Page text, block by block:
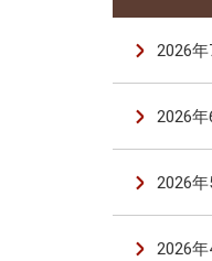
2026年
2026年
2026年
2026年